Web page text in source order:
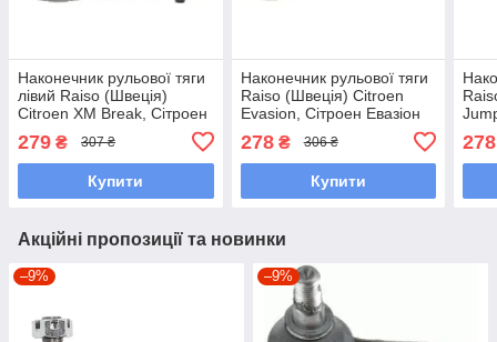
Наконечник рульової тяги
лівий Raiso (Швеція)
Citroen XM Break, Сітроен
ХМ Брік 82- #RL-381742C
UAMXDYP7
279 ₴ 307 ₴
Купити
Наконечник рульової тяги
Raiso (Швеція) Citroen
Evasion, Сітроен Евазіон
UAVAVZC7
278₴ 306 ₴
Купити
278
Акційні пропозиції та новинки
–9% –9%